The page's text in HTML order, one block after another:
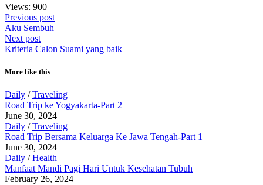
Views: 900
Previous post
Aku Sembuh
Next post
Kriteria Calon Suami yang baik
More like this
Daily /Traveling
Road Trip ke Yogyakarta-Part 2
June 30, 2024
Daily /Traveling
Road Trip Bersama Keluarga Ke Jawa Tengah-Part 1
June 30, 2024
Daily /Health
Manfaat Mandi Pagi Hari Untuk Kesehatan Tubuh
February 26, 2024